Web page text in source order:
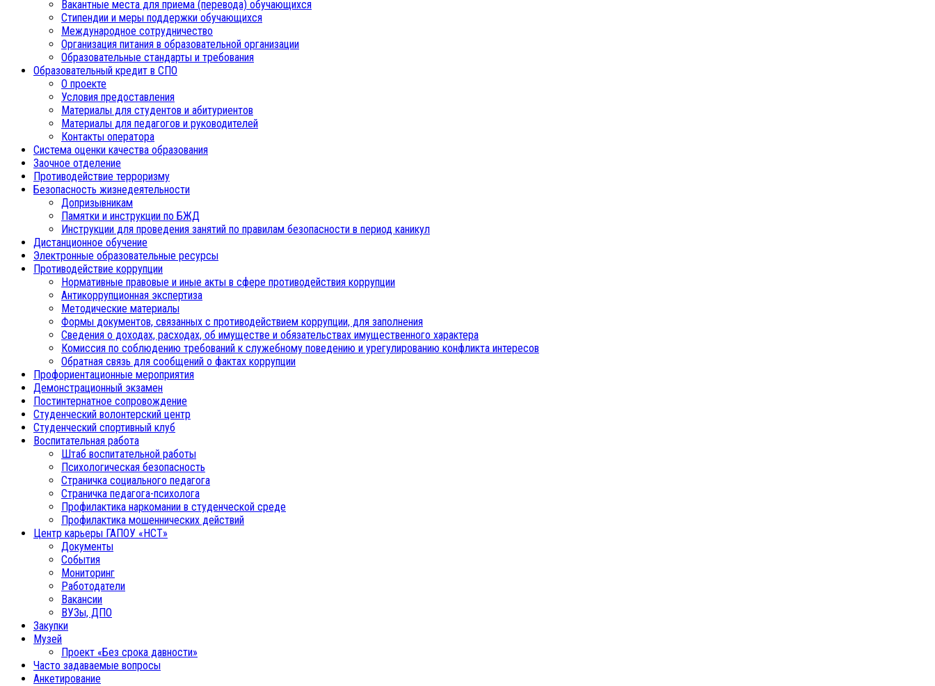
Вакантные места для приема (перевода) обучающихся
Стипендии и меры поддержки обучающихся
Международное сотрудничество
Организация питания в образовательной организации
Образовательные стандарты и требования
Образовательный кредит в СПО
О проекте
Условия предоставления
Материалы для студентов и абитуриентов
Материалы для педагогов и руководителей
Контакты оператора
Система оценки качества образования
Заочное отделение
Противодействие терроризму
Безопасность жизнедеятельности
Допризывникам
Памятки и инструкции по БЖД
Инструкции для проведения занятий по правилам безопасности в период каникул
Дистанционное обучение
Электронные образовательные ресурсы
Противодействие коррупции
Нормативные правовые и иные акты в сфере противодействия коррупции
Антикоррупционная экспертиза
Методические материалы
Формы документов, связанных с противодействием коррупции, для заполнения
Сведения о доходах, расходах, об имуществе и обязательствах имущественного характера
Комиссия по соблюдению требований к служебному поведению и урегулированию конфликта интересов
Обратная связь для сообщений о фактах коррупции
Профориентационные мероприятия
Демонстрационный экзамен
Постинтернатное сопровождение
Студенческий волонтерский центр
Студенческий спортивный клуб
Воспитательная работа
Штаб воспитательной работы
Психологическая безопасность
Страничка социального педагога
Страничка педагога-психолога
Профилактика наркомании в студенческой среде
Профилактика мошеннических действий
Центр карьеры ГАПОУ «НСТ»
Документы
События
Мониторинг
Работодатели
Вакансии
ВУЗы, ДПО
Закупки
Музей
Проект «Без срока давности»
Часто задаваемые вопросы
Анкетирование